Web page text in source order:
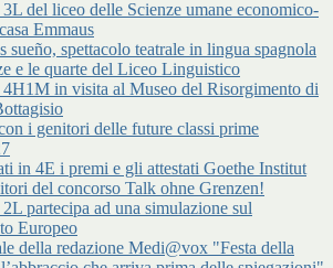
3L del liceo delle Scienze umane economico-
Emmaus
sueño, spettacolo teatrale in lingua spagnola
e le quarte del Liceo Linguistico
4H1M in visita al Museo del Risorgimento di
i genitori delle future classi prime
in 4E i premi e gli attestati Goethe Institut
del concorso Talk ohne Grenzen!
partecipa ad una simulazione sul
Europeo
della redazione Medi@vox "Festa della